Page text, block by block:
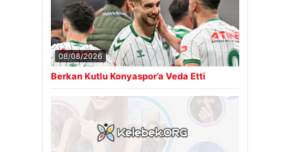
08/08/2026
Berkan Kutlu Konyaspor’a Veda Etti